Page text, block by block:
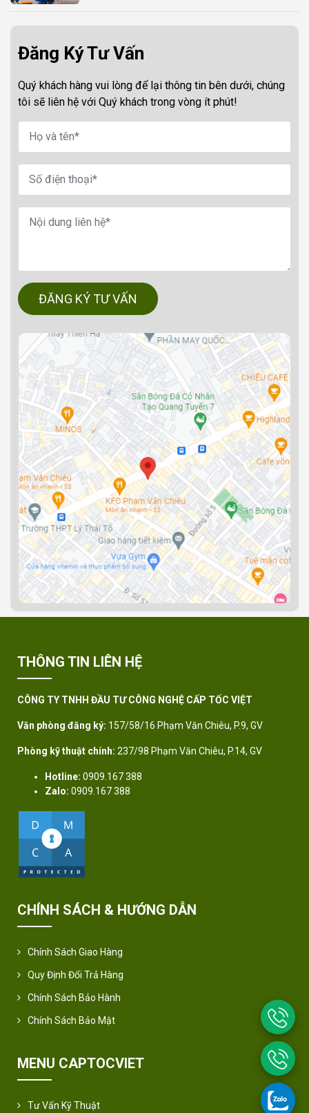
Đăng Ký Tư Vấn
Quý khách hàng vui lòng để lại thông tin bên dưới, chúng
tôi sẽ liên hệ với Quý khách trong vòng ít phút!
ĐĂNG KÝ TƯ VẤN
THÔNG TIN LIÊN HỆ
CÔNG TY TNHH ĐẦU TƯ CÔNG NGHỆ CẤP TỐC VIỆT
Văn phòng đăng ký: 157/58/16 Phạm Văn Chiêu, P.9, GV
Phòng kỹ thuật chính: 237/98 Phạm Văn Chiêu, P.14, GV
Hotline: 0909.167 388
Zalo: 0909.167 388
CHÍNH SÁCH & HƯỚNG DẪN
Chính Sách Giao Hàng
Quy Định Đổi Trả Hàng
Chính Sách Bảo Hành
Chính Sách Bảo Mật
MENU CAPTOCVIET
Tư Vấn Kỹ Thuật